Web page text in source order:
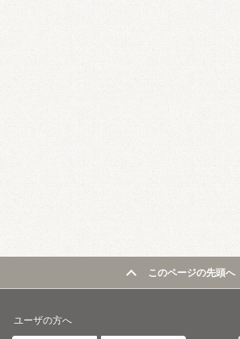
このページの先頭へ
ユーザの方へ